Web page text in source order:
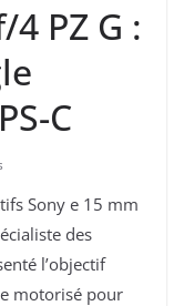
PZ G :
C
Sony e 15 mm
des
l’objectif
motorisé pour